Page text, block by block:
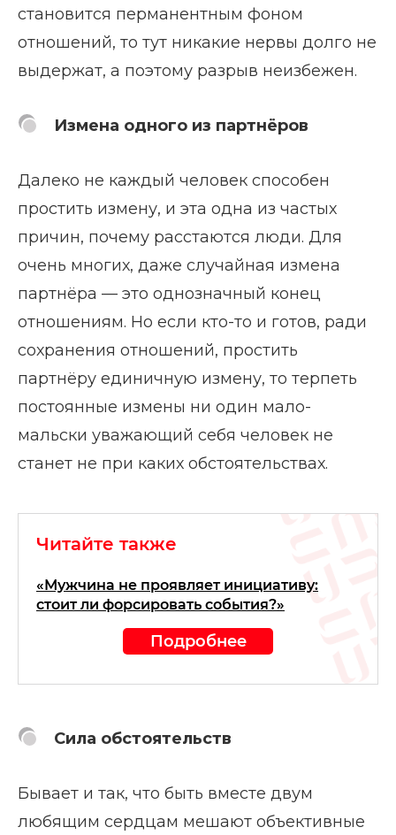
становится перманентным фоном
отношений, то тут никакие нервы долго не
выдержат, а поэтому разрыв неизбежен.
Измена одного из партнёров
Далеко не каждый человек способен
простить измену, и эта одна из частых
причин, почему расстаются люди. Для
очень многих, даже случайная измена
партнёра — это однозначный конец
отношениям. Но если кто-то и готов, ради
сохранения отношений, простить
партнёру единичную измену, то терпеть
постоянные измены ни один мало-
мальски уважающий себя человек не
станет не при каких обстоятельствах.
Читайте также
«Мужчина не проявляет инициативу:
стоит ли форсировать события?»
Подробнее
Сила обстоятельств
Бывает и так, что быть вместе двум
любящим сердцам мешают объективные